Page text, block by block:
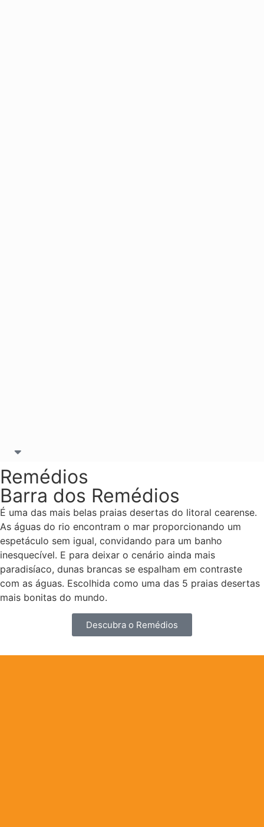
Remédios
Barra dos Remédios
É uma das mais belas praias desertas do litoral cearense.
As águas do rio encontram o mar proporcionando um
espetáculo sem igual, convidando para um banho
inesquecível. E para deixar o cenário ainda mais
paradisíaco, dunas brancas se espalham em contraste
com as águas. Escolhida como uma das 5 praias desertas
mais bonitas do mundo.
Descubra o Remédios